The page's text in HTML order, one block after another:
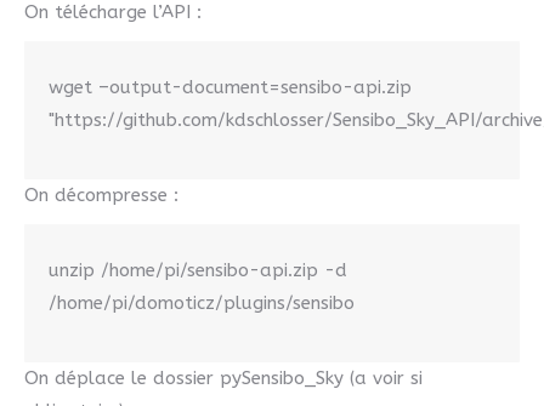
On télécharge l’API :
wget –output-document=sensibo-api.zip
"https://github.com/kdschlosser/Sensibo_Sky_API/
On décompresse :
unzip /home/pi/sensibo-api.zip -d
/home/pi/domoticz/plugins/sensibo
On déplace le dossier pySensibo_Sky (a voir si